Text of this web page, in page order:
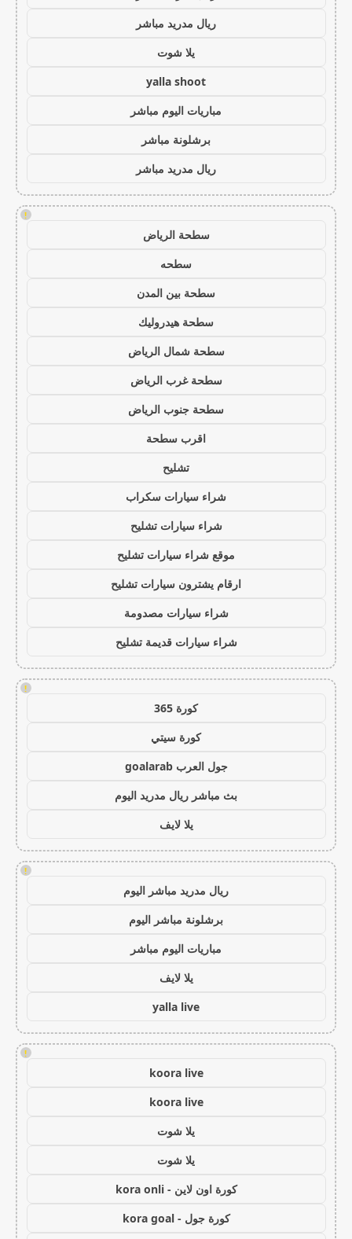
ريال مدريد مباشر
يلا شوت
yalla shoot
مباريات اليوم مباشر
برشلونة مباشر
ريال مدريد مباشر
!
سطحة الرياض
سطحه
سطحة بين المدن
سطحة هيدروليك
سطحة شمال الرياض
سطحة غرب الرياض
سطحة جنوب الرياض
اقرب سطحة
تشليح
شراء سيارات سكراب
شراء سيارات تشليح
موقع شراء سيارات تشليح
ارقام يشترون سيارات تشليح
شراء سيارات مصدومة
شراء سيارات قديمة تشليح
!
كورة 365
كورة سيتي
جول العرب goalarab
بث مباشر ريال مدريد اليوم
يلا لايف
!
ريال مدريد مباشر اليوم
برشلونة مباشر اليوم
مباريات اليوم مباشر
يلا لايف
yalla live
!
koora live
koora live
يلا شوت
يلا شوت
كورة اون لاين - kora onli
كورة جول - kora goal